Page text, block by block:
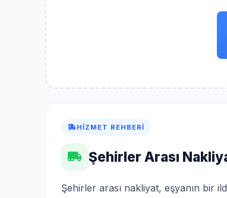
HIZMET REHBERI
Şehirler Arası
Şehirler arası nakliyat, eşyanın bir